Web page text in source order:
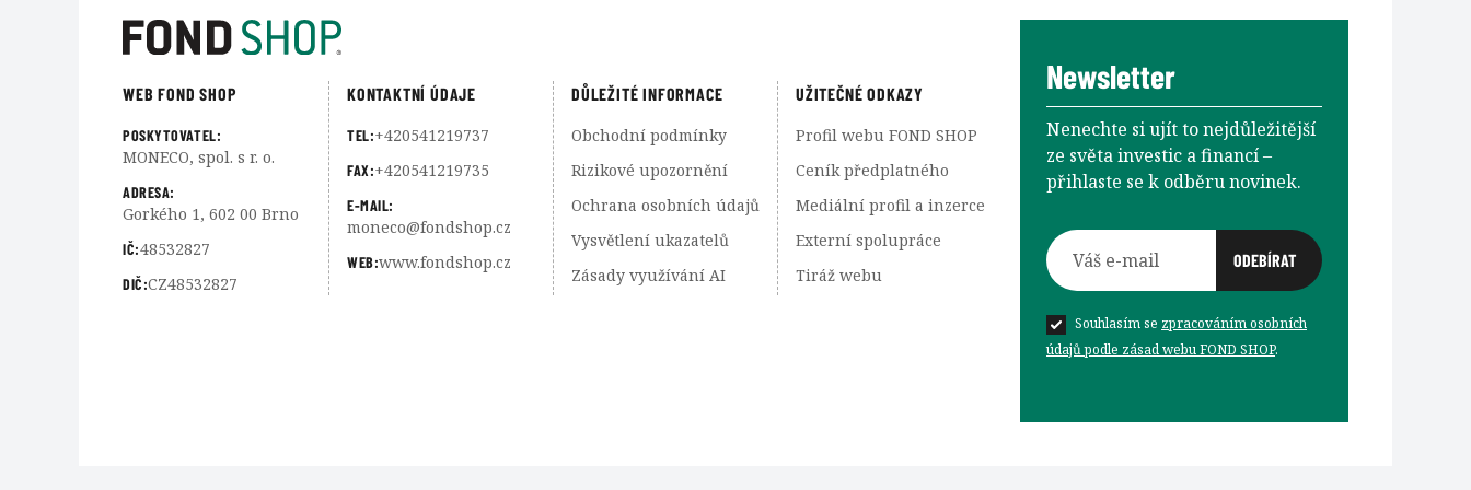
WEB FOND SHOP
POSKYTOVATEL:
MONECO, spol. s r. o.
ADRESA:
Gorkého 1, 602 00 Brno
IČ:48532827
DIČ:CZ48532827
KONTAKTNÍ ÚDAJE
TEL:+420541219737
FAX:+420541219735
E-MAIL:
moneco@fondshop.cz
WEB:www.fondshop.cz
DŮLEŽITÉ INFORMACE
Obchodní podmínky
Rizikové upozornění
Ochrana osobních údajů
Vysvětlení ukazatelů
Zásady využívání AI
UŽITEČNÉ ODKAZY
Profil webu FOND SHOP
Ceník předplatného
Mediální profil a inzerce
Externí spolupráce
Tiráž webu
Newsletter
Nenechte si ujít to nejdůležitější
ze světa investic a financí –⁠⁠⁠⁠⁠⁠
přihlaste se k odběru novinek.
Souhlasím se zpracováním osobních
údajů podle zásad webu FOND SHOP.